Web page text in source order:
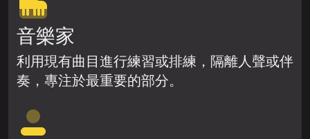
音樂家
利用現有曲目進行練習或排練，隔離人聲或伴
奏，專注於最重要的部分。